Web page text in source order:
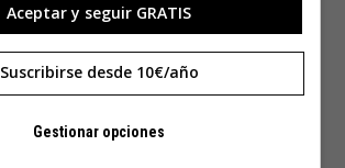
Aceptar y seguir GRATIS
Suscribirse desde 10€/año
Gestionar opciones